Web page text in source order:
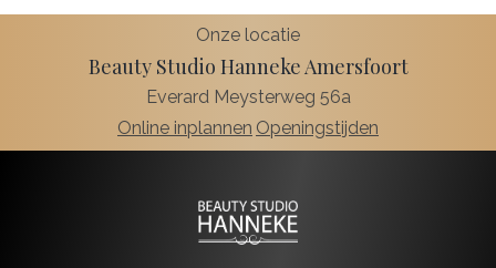
Onze locatie
Beauty Studio Hanneke Amersfoort
Everard Meysterweg 56a
Online inplannen Openingstijden